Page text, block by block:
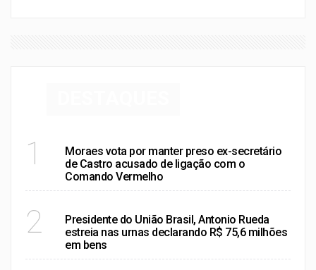
1
Moraes vota por manter preso ex-secretário
de Castro acusado de ligação com o
Comando Vermelho
2
Presidente do União Brasil, Antonio Rueda
estreia nas urnas declarando R$ 75,6 milhões
em bens